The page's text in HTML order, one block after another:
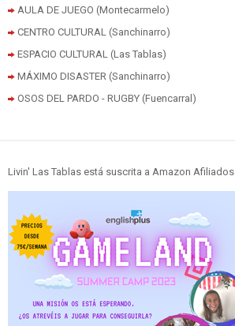
AULA DE JUEGO (Montecarmelo)
CENTRO CULTURAL (Sanchinarro)
ESPACIO CULTURAL (Las Tablas)
MÁXIMO DISASTER (Sanchinarro)
OSOS DEL PARDO - RUGBY (Fuencarral)
Livin' Las Tablas está suscrita a Amazon Afiliados